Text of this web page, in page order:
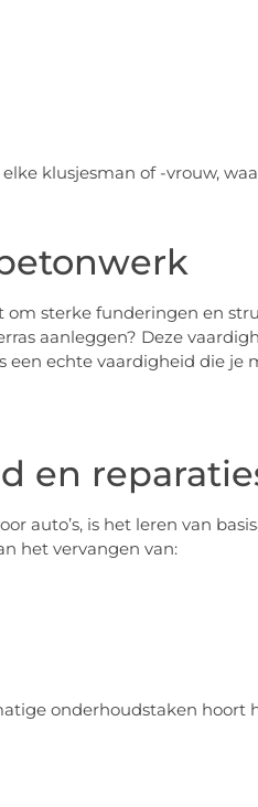
klusjesman of -vrouw,
om sterke funderingen en
aanleggen? Deze
een echte vaardigheid die je
en
auto’s, is het leren van
het vervangen van:
onderhoudstaken hoort